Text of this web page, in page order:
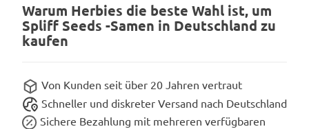
Warum Herbies die beste Wahl ist, um
Spliff Seeds -Samen in Deutschland zu
kaufen
Von Kunden seit über 20 Jahren vertraut
Schneller und diskreter Versand nach Deutschland
Sichere Bezahlung mit mehreren verfügbaren